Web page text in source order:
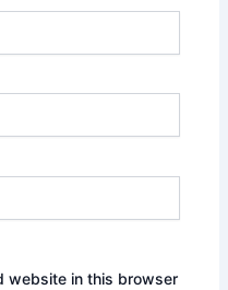
website in this browser